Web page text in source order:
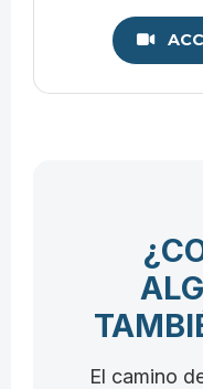
El camino